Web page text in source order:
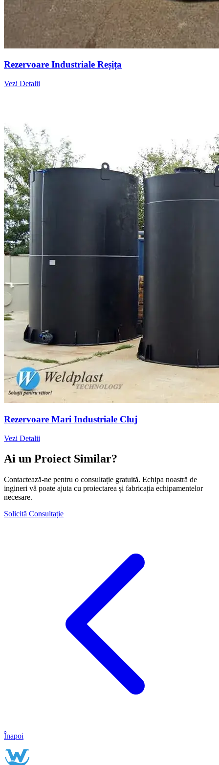
Rezervoare Industriale Reșița
Vezi Detalii
Rezervoare Mari Industriale Cluj
Vezi Detalii
Ai un Proiect Similar?
Contactează-ne pentru o consultație gratuită. Echipa noastră de
ingineri vă poate ajuta cu proiectarea și fabricația echipamentelor
necesare.
Solicită Consultație
Înapoi